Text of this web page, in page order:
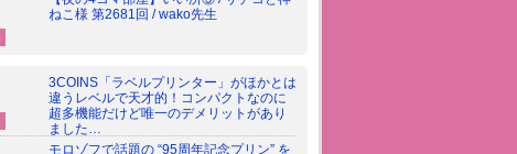
ねこ様 第2681回 / wako先生
3COINS「ラベルプリンター」がほかとは
違うレベルで天才的！コンパクトなのに
超多機能だけど唯一のデメリットがあり
ました…
モロゾフで話題の “95周年記念プリン” を